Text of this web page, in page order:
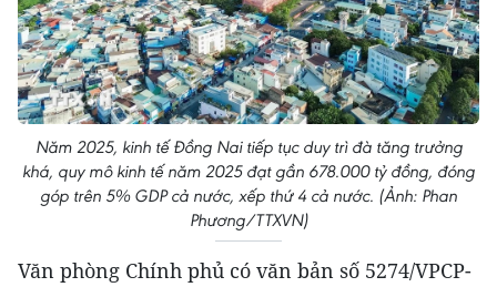
Năm 2025, kinh tế Đồng Nai tiếp tục duy trì đà tăng trưởng
khá, quy mô kinh tế năm 2025 đạt gần 678.000 tỷ đồng, đóng
góp trên 5% GDP cả nước, xếp thứ 4 cả nước. (Ảnh: Phan
Phương/TTXVN)
Văn phòng Chính phủ có văn bản số 5274/VPCP-